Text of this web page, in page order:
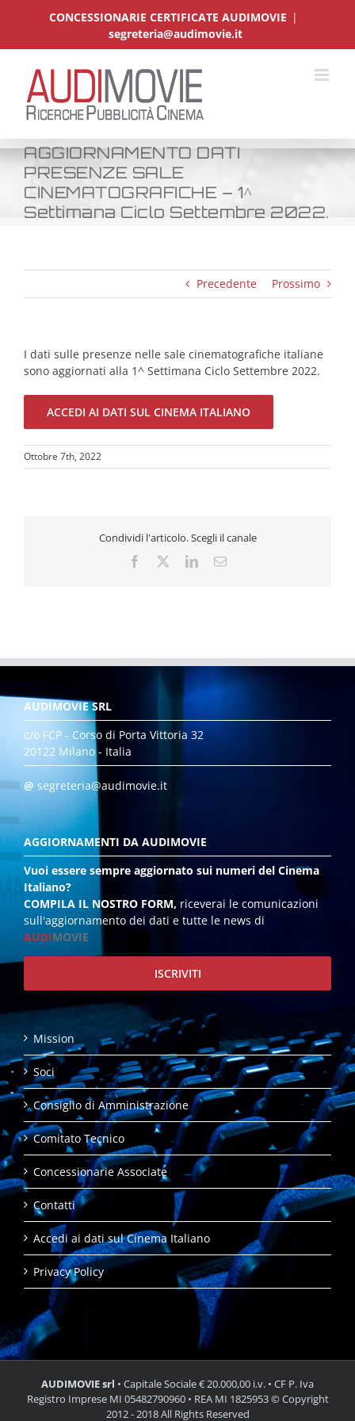
CONCESSIONARIE CERTIFICATE AUDIMOVIE |
segreteria@audimovie.it
AGGIORNAMENTO DATI
PRESENZE SALE
CINEMATOGRAFICHE – 1^
Settimana Ciclo Settembre 2022.
Precedente Prossimo
I dati sulle presenze nelle sale cinematografiche italiane
sono aggiornati alla 1^ Settimana Ciclo Settembre 2022.
ACCEDI AI DATI SUL CINEMA ITALIANO
Ottobre 7th, 2022
Condividi l'articolo. Scegli il canale
Facebook LinkedInEmail
AUDIMOVIE SRL
c/o FCP - Corso di Porta Vittoria 32
20122 Milano - Italia
@ segreteria@audimovie.it
AGGIORNAMENTI DA AUDIMOVIE
Vuoi essere sempre aggiornato sui numeri del Cinema
Italiano?
COMPILA IL NOSTRO FORM, riceverai le comunicazioni
sull'aggiornamento dei dati e tutte le news di
AUDIMOVIE
ISCRIVITI
Mission
Soci
Consiglio di Amministrazione
Comitato Tecnico
Concessionarie Associate
Contatti
Accedi ai dati sul Cinema Italiano
Privacy Policy
AUDIMOVIE srl • Capitale Sociale € 20.000,00 i.v. • CF P. Iva
Registro Imprese MI 05482790960 • REA MI 1825953 © Copyright
2012 - 2018 All Rights Reserved